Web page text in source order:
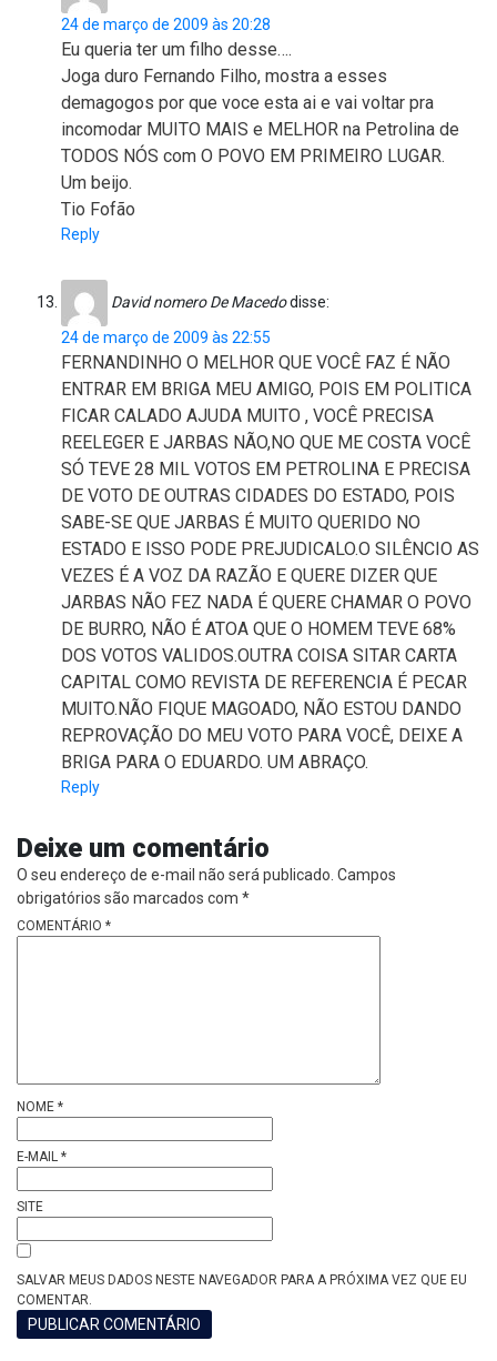
24 de março de 2009 às 20:28
Eu queria ter um filho desse….
Joga duro Fernando Filho, mostra a esses
demagogos por que voce esta ai e vai voltar pra
incomodar MUITO MAIS e MELHOR na Petrolina de
TODOS NÓS com O POVO EM PRIMEIRO LUGAR.
Um beijo.
Tio Fofão
Reply
David nomero De Macedodisse:
24 de março de 2009 às 22:55
FERNANDINHO O MELHOR QUE VOCÊ FAZ É NÃO
ENTRAR EM BRIGA MEU AMIGO, POIS EM POLITICA
FICAR CALADO AJUDA MUITO , VOCÊ PRECISA
REELEGER E JARBAS NÃO,NO QUE ME COSTA VOCÊ
SÓ TEVE 28 MIL VOTOS EM PETROLINA E PRECISA
DE VOTO DE OUTRAS CIDADES DO ESTADO, POIS
SABE-SE QUE JARBAS É MUITO QUERIDO NO
ESTADO E ISSO PODE PREJUDICALO.O SILÊNCIO AS
VEZES É A VOZ DA RAZÃO E QUERE DIZER QUE
JARBAS NÃO FEZ NADA É QUERE CHAMAR O POVO
DE BURRO, NÃO É ATOA QUE O HOMEM TEVE 68%
DOS VOTOS VALIDOS.OUTRA COISA SITAR CARTA
CAPITAL COMO REVISTA DE REFERENCIA É PECAR
MUITO.NÃO FIQUE MAGOADO, NÃO ESTOU DANDO
REPROVAÇÃO DO MEU VOTO PARA VOCÊ, DEIXE A
BRIGA PARA O EDUARDO. UM ABRAÇO.
Reply
Deixe um comentário
O seu endereço de e-mail não será publicado. Campos
obrigatórios são marcados com *
COMENTÁRIO *
NOME *
E-MAIL *
SITE
SALVAR MEUS DADOS NESTE NAVEGADOR PARA A PRÓXIMA VEZ QUE EU
COMENTAR.